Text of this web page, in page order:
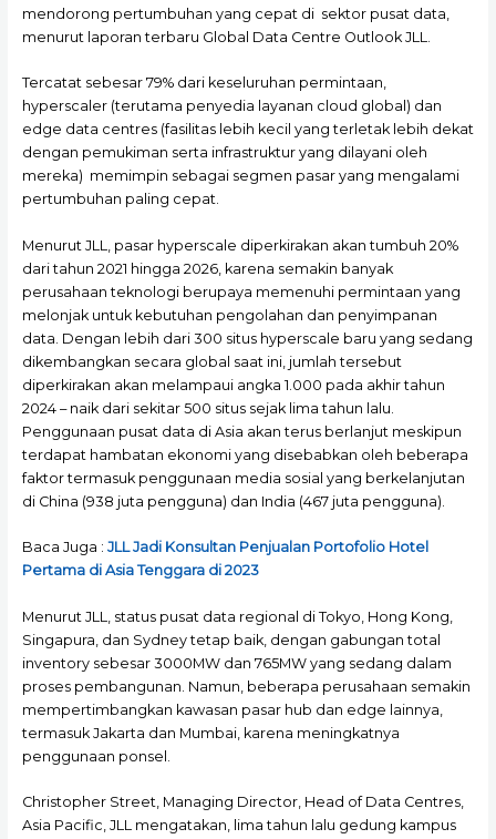
mendorong pertumbuhan yang cepat di sektor pusat data,
menurut laporan terbaru Global Data Centre Outlook JLL.
Tercatat sebesar 79% dari keseluruhan permintaan,
hyperscaler (terutama penyedia layanan cloud global) dan
edge data centres (fasilitas lebih kecil yang terletak lebih dekat
dengan pemukiman serta infrastruktur yang dilayani oleh
mereka) memimpin sebagai segmen pasar yang mengalami
pertumbuhan paling cepat.
Menurut JLL, pasar hyperscale diperkirakan akan tumbuh 20%
dari tahun 2021 hingga 2026, karena semakin banyak
perusahaan teknologi berupaya memenuhi permintaan yang
melonjak untuk kebutuhan pengolahan dan penyimpanan
data. Dengan lebih dari 300 situs hyperscale baru yang sedang
dikembangkan secara global saat ini, jumlah tersebut
diperkirakan akan melampaui angka 1.000 pada akhir tahun
2024 – naik dari sekitar 500 situs sejak lima tahun lalu.
Penggunaan pusat data di Asia akan terus berlanjut meskipun
terdapat hambatan ekonomi yang disebabkan oleh beberapa
faktor termasuk penggunaan media sosial yang berkelanjutan
di China (938 juta pengguna) dan India (467 juta pengguna).
Baca Juga : JLL Jadi Konsultan Penjualan Portofolio Hotel
Pertama di Asia Tenggara di 2023
Menurut JLL, status pusat data regional di Tokyo, Hong Kong,
Singapura, dan Sydney tetap baik, dengan gabungan total
inventory sebesar 3000MW dan 765MW yang sedang dalam
proses pembangunan. Namun, beberapa perusahaan semakin
mempertimbangkan kawasan pasar hub dan edge lainnya,
termasuk Jakarta dan Mumbai, karena meningkatnya
penggunaan ponsel.
Christopher Street, Managing Director, Head of Data Centres,
Asia Pacific, JLL mengatakan, lima tahun lalu gedung kampus